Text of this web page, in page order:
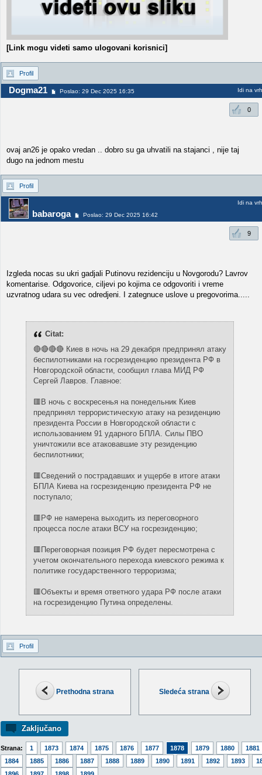
Prethodna strana Sledeća strana
Zaključano
Strana: 1 1873 1874 1875 1876 1877 1878 1879 1880
1881
1884
1885 1886 1887 1888 1889 1890 1891 1892 1893
[Link mogu videti samo ulogovani korisnici]
Profil
Dogma21 Poslao: 29 Dec 2025 16:35 Idi na vrh
0
ovaj an26 je opako vredan .. dobro su ga uhvatili na stajanci , nije taj
dugo na jednom mestu
Profil
babaroga Poslao: 29 Dec 2025 16:42
Idi na vrh
9
Izgleda nocas su ukri gadjali Putinovu rezidenciju u Novgorodu? Lavrov
komentarise. Odgovorice, ciljevi po kojima ce odgovoriti i vreme
uzvratnog udara su vec odredjeni. I zategnuce uslove u pregovorima.....
Citat:
🔴🔴🔴🔴 Киев в ночь на 29 декабря предпринял атаку
беспилотниками на госрезиденцию президента РФ в
Новгородской области, сообщил глава МИД РФ
Сергей Лавров. Главное:
🟥В ночь с воскресенья на понедельник Киев
предпринял террористическую атаку на резиденцию
президента России в Новгородской области с
использованием 91 ударного БПЛА. Силы ПВО
уничтожили все атаковавшие эту резиденцию
беспилотники;
🟥Сведений о пострадавших и ущербе в итоге атаки
БПЛА Киева на госрезиденцию президента РФ не
поступало;
🟥РФ не намерена выходить из переговорного
процесса после атаки ВСУ на госрезиденцию;
🟥Переговорная позиция РФ будет пересмотрена с
учетом окончательного перехода киевского режима к
политике государственного терроризма;
🟥Объекты и время ответного удара РФ после атаки
на госрезиденцию Путина определены.
Profil